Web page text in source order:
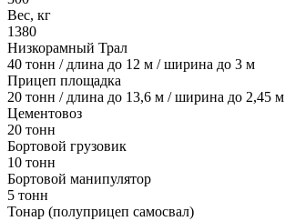
Вес, кг
1380
Низкорамный Трал
40 тонн / длина до 12 м / ширина до 3 м
Прицеп площадка
20 тонн / длина до 13,6 м / ширина до 2,45 м
Цементовоз
20 тонн
Бортовой грузовик
10 тонн
Бортовой манипулятор
5 тонн
Тонар (полуприцеп самосвал)